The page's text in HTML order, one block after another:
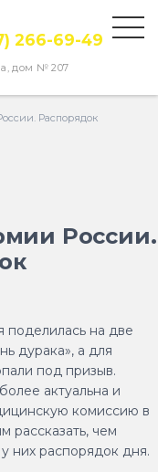
дом № 207
266-69-49
Распорядок
России.
поделилась на две
дурака», а для
под призыв.
актуальна и
комиссию в
рассказать, чем
них распорядок дня.